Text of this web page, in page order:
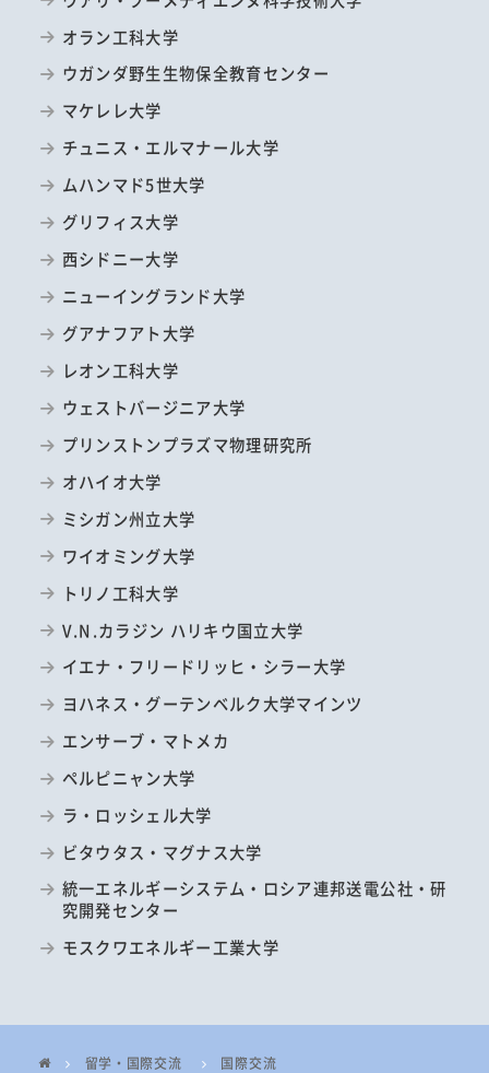
オラン工科大学
ウガンダ野生生物保全教育センター
マケレレ大学
チュニス・エルマナール大学
ムハンマド5世大学
グリフィス大学
西シドニー大学
ニューイングランド大学
グアナフアト大学
レオン工科大学
ウェストバージニア大学
プリンストンプラズマ物理研究所
オハイオ大学
ミシガン州立大学
ワイオミング大学
トリノ工科大学
V.N.カラジン ハリキウ国立大学
イエナ・フリードリッヒ・シラー大学
ヨハネス・グーテンベルク大学マインツ
エンサーブ・マトメカ
ペルピニャン大学
ラ・ロッシェル大学
ビタウタス・マグナス大学
統一エネルギーシステム・ロシア連邦送電公社・研
究開発センター
モスクワエネルギー工業大学
留学・国際交流
国際交流